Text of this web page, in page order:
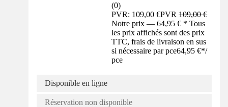
(0)
PVR: 109,00 €PVR109,00 €
Notre prix — 64,95 € * Tous
les prix affichés sont des prix
TTC, frais de livraison en sus
si nécessaire par pce64,95 €*/
pce
Disponible en ligne
Réservation non disponible